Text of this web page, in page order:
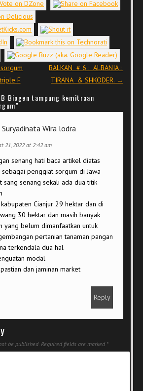
F
BALKAN # 6 : ALBANIA :
TIRANA & SHKODER. →
Biogen tampung kemitraan
”
Suryadinata Wira lodra
21, 2022 at 2:42 am
senang hati baca artikel diatas
sebagai penggiat sorgum di Jawa
sang senang sekali ada dua titik
Cianjur 29 hektar dan di
30 hektar dan masih banyak
yang belum dimanfaatkan untuk
pertanian tanaman pangan
terkendala dua hal
modal
dan jaminan market
Reply
be published. Required fields are marked *